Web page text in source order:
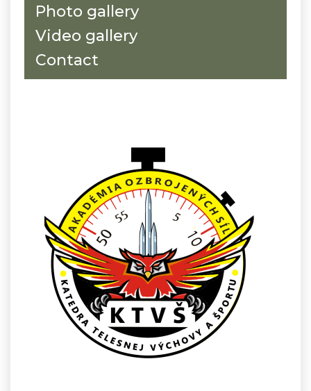
Photo gallery
Video gallery
Contact